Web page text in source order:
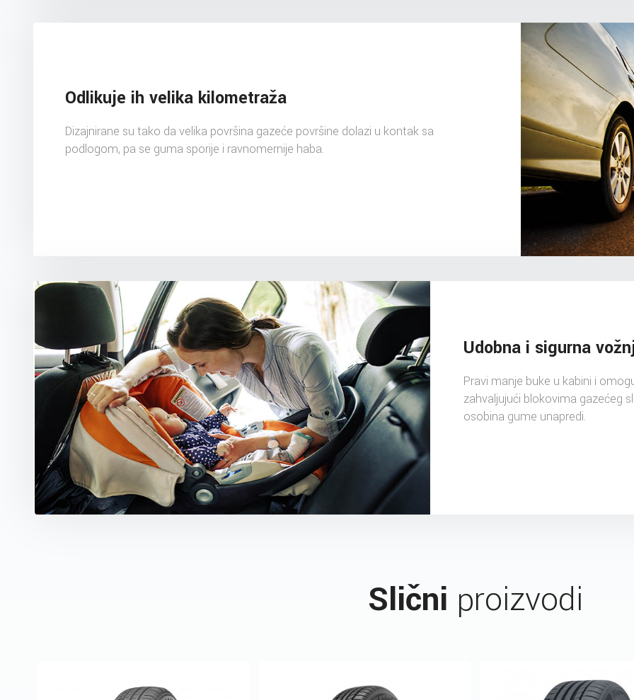
Odlikuje ih velika kilometraža
Dizajnirane su tako da velika površina gazeće površine dolazi u kontak sa
podlogom, pa se guma sporije i ravnomernije haba.
Udobna i sigurna
Pravi manje buke u kabini i
zahvaljujući blokovima gazećeg
osobina gume unapredi.
Slični proizvodi